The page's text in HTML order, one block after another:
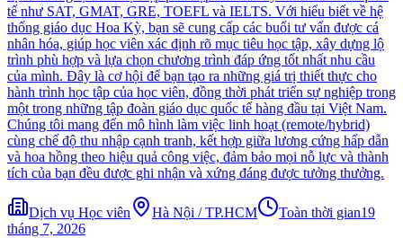
tế như SAT, GMAT, GRE, TOEFL và IELTS. Với hiểu biết về hệ
thống giáo dục Hoa Kỳ, bạn sẽ cung cấp các buổi tư vấn được cá
nhân hóa, giúp học viên xác định rõ mục tiêu học tập, xây dựng lộ
trình phù hợp và lựa chọn chương trình đáp ứng tốt nhất nhu cầu
của mình. Đây là cơ hội để bạn tạo ra những giá trị thiết thực cho
hành trình học tập của học viên, đồng thời phát triển sự nghiệp trong
một trong những tập đoàn giáo dục quốc tế hàng đầu tại Việt Nam.
Chúng tôi mang đến mô hình làm việc linh hoạt (remote/hybrid)
cùng chế độ thu nhập cạnh tranh, kết hợp giữa lương cứng hấp dẫn
và hoa hồng theo hiệu quả công việc, đảm bảo mọi nỗ lực và thành
tích của bạn đều được ghi nhận và xứng đáng được tưởng thưởng.
Dịch vụ Học viên Hà Nội / TP.HCM Toàn thời gian19
tháng 7, 2026